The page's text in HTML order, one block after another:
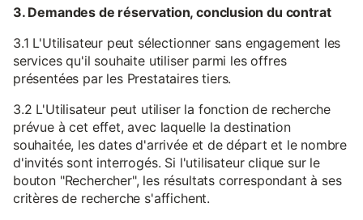
3. Demandes de réservation, conclusion du contrat
3.1 L'Utilisateur peut sélectionner sans engagement les
services qu'il souhaite utiliser parmi les offres
présentées par les Prestataires tiers.
3.2 L'Utilisateur peut utiliser la fonction de recherche
prévue à cet effet, avec laquelle la destination
souhaitée, les dates d'arrivée et de départ et le nombre
d'invités sont interrogés. Si l'utilisateur clique sur le
bouton "Rechercher", les résultats correspondant à ses
critères de recherche s'affichent.